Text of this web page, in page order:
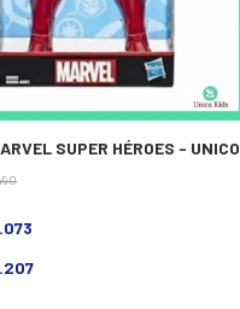
SUPER HÉROES - UNICO